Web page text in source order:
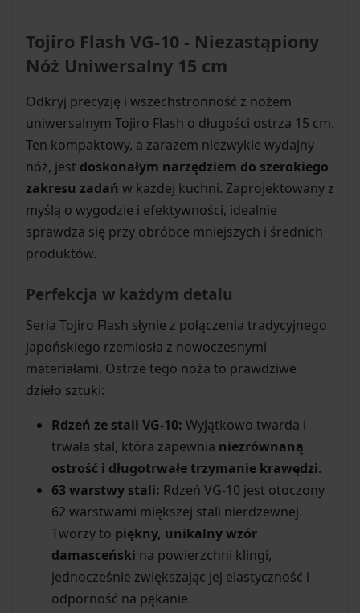
Tojiro Flash VG-10 - Niezastąpiony
Nóż Uniwersalny 15 cm
Odkryj precyzję i wszechstronność z nożem
uniwersalnym Tojiro Flash o długości ostrza 15 cm.
Ten kompaktowy, a zarazem niezwykle wydajny
nóż, jest doskonałym narzędziem do szerokiego
zakresu zadań w każdej kuchni. Zaprojektowany z
myślą o wygodzie i efektywności, idealnie
sprawdza się przy obróbce mniejszych i średnich
produktów.
Perfekcja w każdym detalu
Seria Tojiro Flash słynie z połączenia tradycyjnego
japońskiego rzemiosła z nowoczesnymi
materiałami. Ostrze tego noża to prawdziwe
dzieło sztuki:
Rdzeń ze stali VG-10: Wyjątkowo twarda i
trwała stal, która zapewnia niezrównaną
ostrość i długotrwałe trzymanie krawędzi.
63 warstwy stali: Rdzeń VG-10 jest otoczony
62 warstwami miększej stali nierdzewnej.
Tworzy to piękny, unikalny wzór
damasceński na powierzchni klingi,
jednocześnie zwiększając jej elastyczność i
odporność na pękanie.